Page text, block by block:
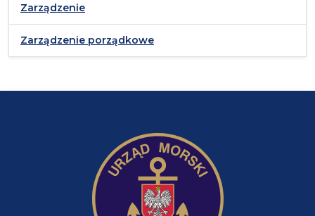
Zarządzenie
Zarządzenie porządkowe